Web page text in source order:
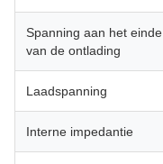
Spanning aan het einde
van de ontlading
Laadspanning
Interne impedantie